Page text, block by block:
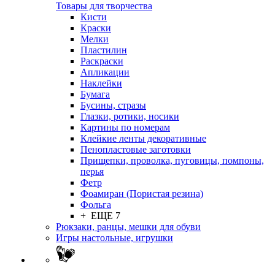
Товары для творчества
Кисти
Краски
Мелки
Пластилин
Раскраски
Апликации
Наклейки
Бумага
Бусины, стразы
Глазки, ротики, носики
Картины по номерам
Клейкие ленты декоративные
Пенопластовые заготовки
Прищепки, проволка, пуговицы, помпоны,
перья
Фетр
Фоамиран (Пористая резина)
Фольга
+ ЕЩЕ 7
Рюкзаки, ранцы, мешки для обуви
Игры настольные, игрушки